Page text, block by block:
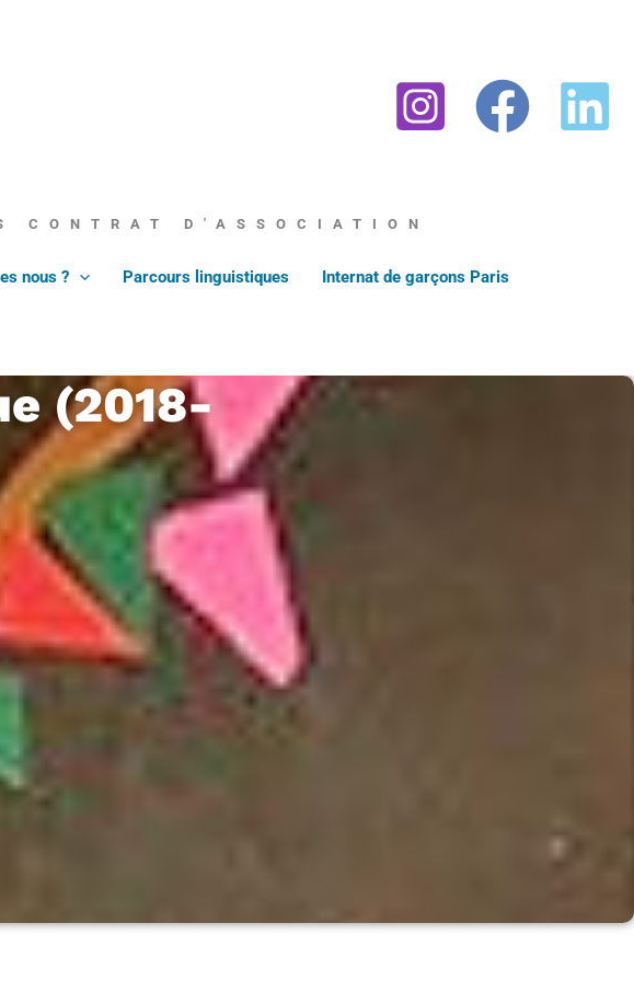
CONTRAT D'ASSOCIATION
nous ? Parcours linguistiques Internat de garçons Paris
(2018-